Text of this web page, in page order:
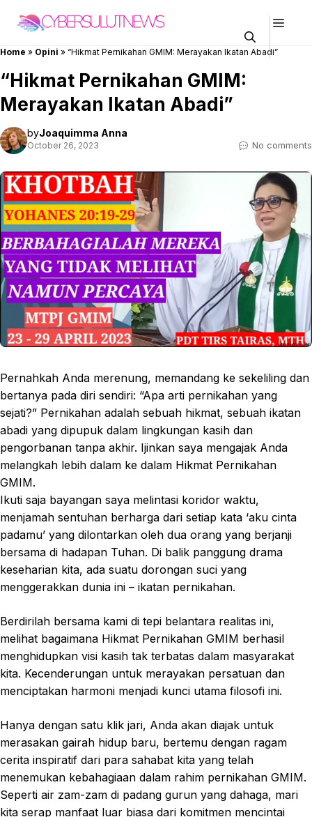
Home » Opini » “Hikmat Pernikahan GMIM: Merayakan Ikatan Abadi”
“Hikmat Pernikahan GMIM:
Merayakan Ikatan Abadi”
byJoaquimma Anna
October 26, 2023 No comments
Pernahkah Anda merenung, memandang ke sekeliling dan
bertanya pada diri sendiri: “Apa arti pernikahan yang
sejati?” Pernikahan adalah sebuah hikmat, sebuah ikatan
abadi yang dipupuk dalam lingkungan kasih dan
pengorbanan tanpa akhir. Ijinkan saya mengajak Anda
melangkah lebih dalam ke dalam Hikmat Pernikahan
GMIM.
Ikuti saja bayangan saya melintasi koridor waktu,
menjamah sentuhan berharga dari setiap kata ‘aku cinta
padamu’ yang dilontarkan oleh dua orang yang berjanji
bersama di hadapan Tuhan. Di balik panggung drama
keseharian kita, ada suatu dorongan suci yang
menggerakkan dunia ini – ikatan pernikahan.
Berdirilah bersama kami di tepi belantara realitas ini,
melihat bagaimana Hikmat Pernikahan GMIM berhasil
menghidupkan visi kasih tak terbatas dalam masyarakat
kita. Kecenderungan untuk merayakan persatuan dan
menciptakan harmoni menjadi kunci utama filosofi ini.
Hanya dengan satu klik jari, Anda akan diajak untuk
merasakan gairah hidup baru, bertemu dengan ragam
cerita inspiratif dari para sahabat kita yang telah
menemukan kebahagiaan dalam rahim pernikahan GMIM.
Seperti air zam-zam di padang gurun yang dahaga, mari
kita serap manfaat luar biasa dari komitmen mencintai